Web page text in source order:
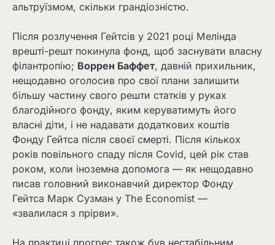
альтруїзмом, скільки грандіозністю.
Після розлучення Гейтсів у 2021 році Мелінда
врешті-решт покинула фонд, щоб заснувати власну
філантропію; Воррен Баффет, давній прихильник,
нещодавно оголосив про свої плани залишити
більшу частину свого решти статків у руках
благодійного фонду, яким керуватимуть його
власні діти, і не надавати додаткових коштів
Фонду Гейтса після своєї смерті. Після кількох
років повільного спаду після Covid, цей рік став
роком, коли іноземна допомога — як нещодавно
писав головний виконавчий директор Фонду
Гейтса Марк Сузман у The Economist —
«звалилася з прірви».